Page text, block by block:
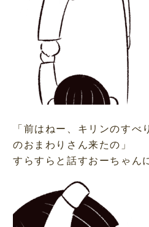
「前はねー、キリンのす
のおまわりさん来たの」
すらすらと話すおーちゃん